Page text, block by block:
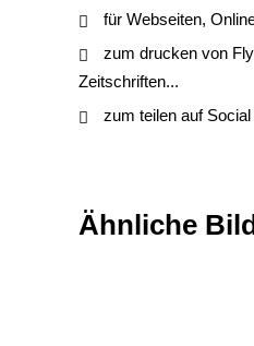
für Webseiten,
zum drucken von
Zeitschriften...
zum teilen auf
Ähnliche